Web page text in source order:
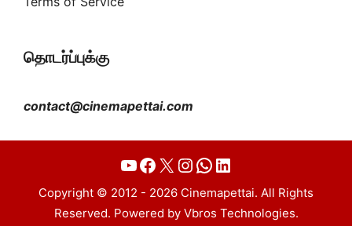
தொடர்ப்புக்கு
contact@cinemapettai.com
YouTube
Facebook
X Instagram
WhatsApp
LinkedIn
Copyright © 2012 - 2026 Cinemapettai. All Rights
Reserved. Powered by Vbros Technologies.